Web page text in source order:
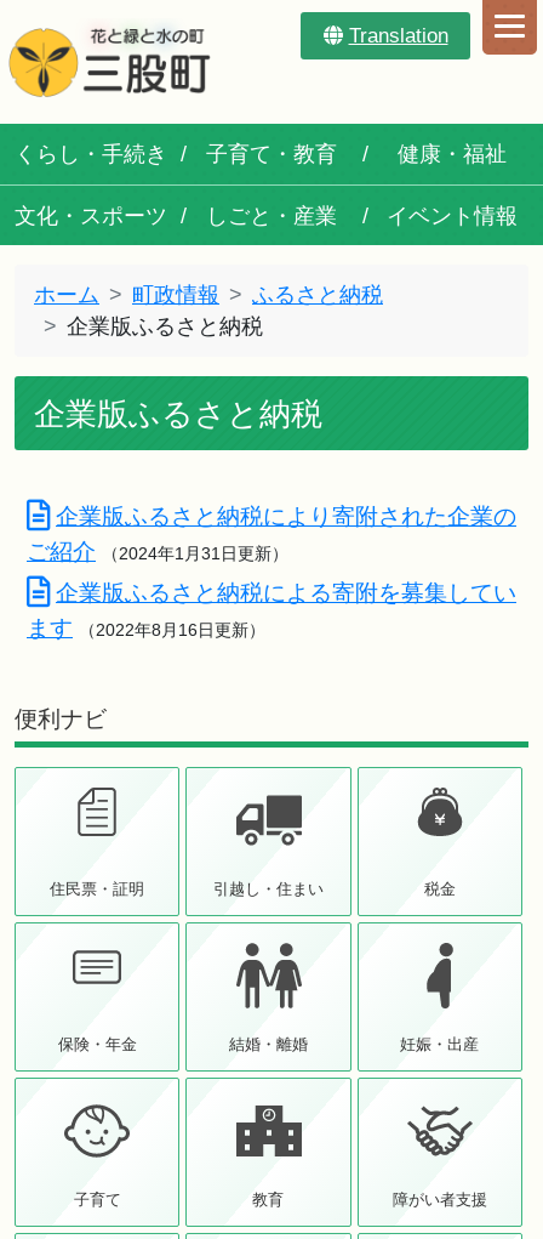
Translation
くらし・手続き 子育て・教育 健康・福祉
文化・スポーツ しごと・産業 イベント情報
ホーム 町政情報
ふるさと納税
企業版ふるさと納税
企業版ふるさと納税
企業版ふるさと納税により寄附された企業の
ご紹介
（2024年1月31日更新）
企業版ふるさと納税による寄附を募集してい
ます
（2022年8月16日更新）
便利ナビ
住民票・証明 引越し・住まい 税金
保険・年金 結婚・離婚 妊娠・出産
子育て 教育 障がい者支援